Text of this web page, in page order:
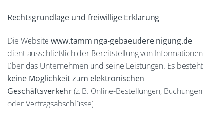
Rechtsgrundlage und freiwillige Erklärung
Die Website www.tamminga-gebaeudereinigung.de
dient ausschließlich der Bereitstellung von Informationen
über das Unternehmen und seine Leistungen. Es besteht
keine Möglichkeit zum elektronischen
Geschäftsverkehr(z. B. Online-Bestellungen, Buchungen
oder Vertragsabschlüsse).